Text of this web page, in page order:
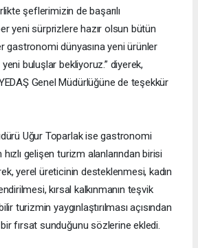
şeflerimizin de başarılı
yeni sürprizlere hazır olsun bütün
gastronomi dünyasına yeni ürünler
buluşlar bekliyoruz.” diyerek,
Genel Müdürlüğüne de teşekkür
Uğur Toparlak ise gastronomi
gelişen turizm alanlarından birisi
yerel üreticinin desteklenmesi, kadın
kırsal kalkınmanın teşvik
turizmin yaygınlaştırılması açısından
fırsat sunduğunu sözlerine ekledi.